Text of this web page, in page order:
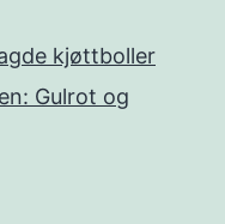
kjøttboller
Gulrot og